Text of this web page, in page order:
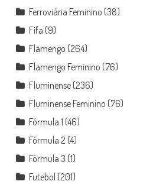
Ferroviária Feminino (38)
Fifa (9)
Flamengo (264)
Flamengo Feminino (76)
Fluminense(236)
Fluminense Feminino (76)
Fórmula 1 (46)
Fórmula 2 (4)
Fórmula 3 (1)
Futebol (201)